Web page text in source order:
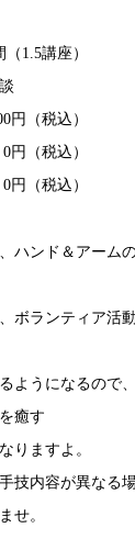
1.5講座）
（税込）
税込）
（税込）
ハンド＆アーム
ボランティア活
ようになるので
癒す
りますよ。
技内容が異なる
せ。